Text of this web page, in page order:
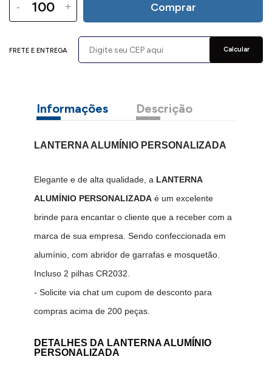
- + Comprar
FRETE E ENTREGA Calcular
Informações Descrição
LANTERNA ALUMÍNIO PERSONALIZADA
Elegante e de alta qualidade, a LANTERNA
ALUMÍNIO PERSONALIZADAé um excelente
brinde para encantar o cliente que a receber com a
marca de sua empresa. Sendo confeccionada em
alumínio, com abridor de garrafas e mosquetão.
Incluso 2 pilhas CR2032.
- Solicite via chat um cupom de desconto para
compras acima de 200 peças.
DETALHES DA LANTERNA ALUMÍNIO
PERSONALIZADA